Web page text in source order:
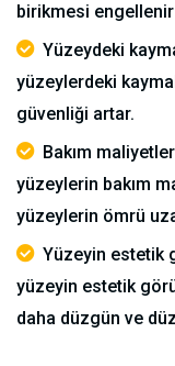
birikmesi
Yüzeydeki
yüzeylerdeki
güvenliği artar.
Bakım
yüzeylerin bakım
yüzeylerin ömrü
Yüzeyin estetik
yüzeyin estetik
daha düzgün ve